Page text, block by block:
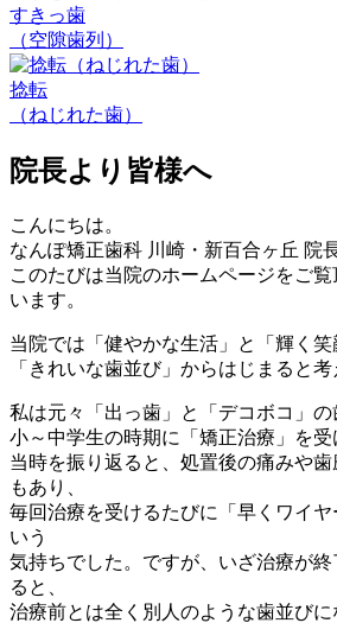
すきっ歯
（空隙歯列）
捻転
（ねじれた歯）
院長より皆様へ
こんにちは。
なんぽ矯正歯科 川崎・新百合ヶ丘 院
このたびは当院のホームページをご
います。
当院では「健やかな生活」と「輝く笑
「きれいな歯並び」からはじまると考
私は元々「出っ歯」と「デコボコ」の
小～中学生の時期に「矯正治療」を受
当時を振り返ると、処置後の痛みや
もあり、
毎回治療を受けるたびに「早くワイ
いう
気持ちでした。ですが、いざ治療が
ると、
治療前とは全く別人のような歯並びに